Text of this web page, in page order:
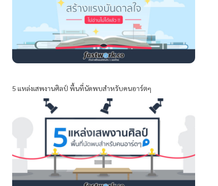
5 แหล่งเสพงานศิลป์ พื้นที่นัดพบสำหรับคนอาร์ตๆ